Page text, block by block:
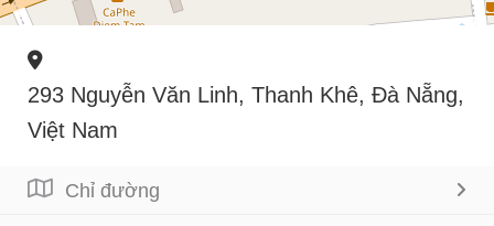
293 Nguyễn Văn Linh, Thanh Khê, Đà Nẵng,
Việt Nam
Chỉ đường